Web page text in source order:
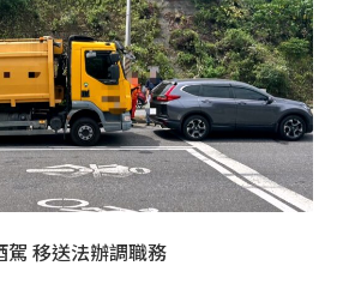
駕 移送法辦調職務